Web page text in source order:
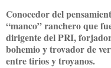
Conocedor del
“manco” ranchero que
dirigente del PRI,
bohemio y trovador de
entre tirios y troyanos.